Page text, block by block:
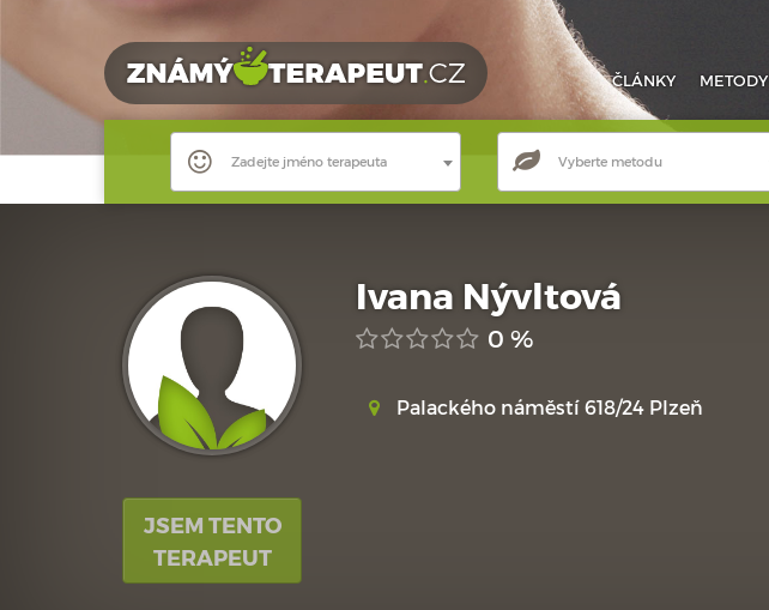
ČLÁNKY METODY
Zadejte jméno terapeuta Vyberte metodu
JSEM TENTO
TERAPEUT
Ivana Nývltová
0 %
Palackého náměstí 618/24 Plzeň